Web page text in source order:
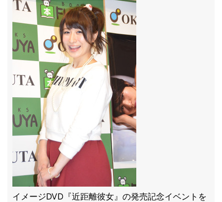
イメージDVD『近距離彼女』の発売記念イベントを